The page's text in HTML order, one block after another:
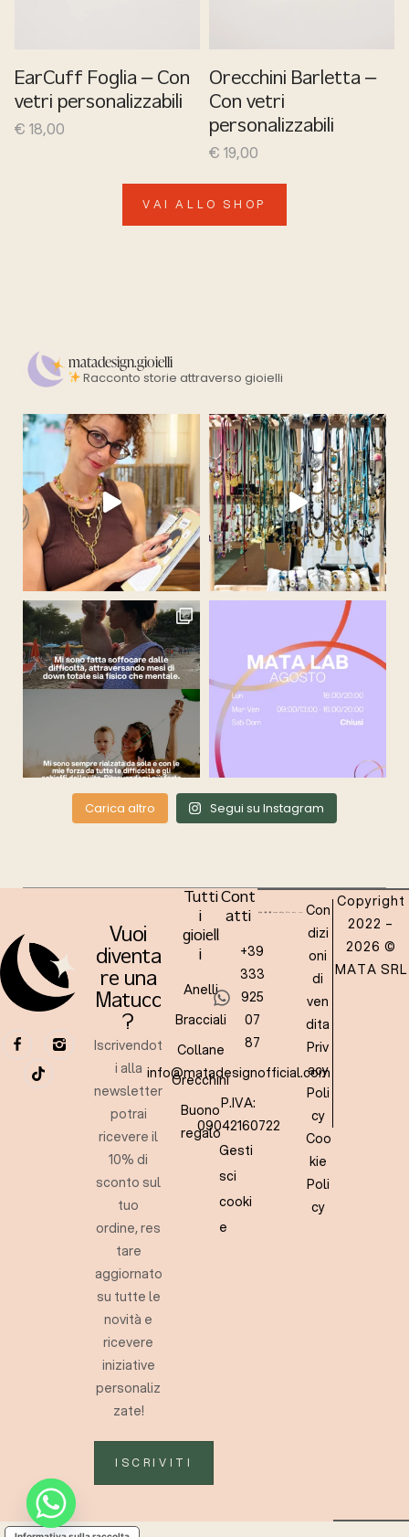
EarCuff Foglia – Con
vetri personalizzabili
€ 18,00
Orecchini Barletta –
Con vetri
personalizzabili
€ 19,00
VAI ALLO SHOP
matadesign.gioielli
Racconto storie attraverso gioielli
Carica altro Segui su Instagram
Vuoi
diventa
re una
Matucc
?
Iscrivendot
i alla
newsletter
potrai
ricevere il
10% di
sconto sul
tuo
ordine, res
tare
aggiornato
su tutte le
novità e
ricevere
iniziative
personaliz
zate!
ISCRIVITI
Tutti
i
gioiell
i
Anelli
Bracciali
Collane
Orecchini
Buono
regalo
Cont
atti
+39
333
925
07
87
info@matadesignofficial.com
P.IVA:
09042160722
Gesti
sci
cooki
e
Con
dizi
oni
di
ven
dita
Priv
acy
Poli
cy
Coo
kie
Poli
cy
Copyright
2022 –
2026 ©
MATA SRL